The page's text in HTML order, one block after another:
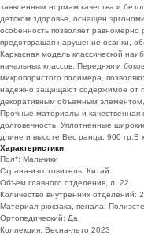
заявленным нормам качества и
детском здоровье, оснащен
особенность позволяет равномерно
предотвращая нарушение осанки,
Каркасная модель классической
начальных классов. Передняя и
микропористого полимера,
надежно защищают содержимое от
декоративным объемным
Прочные материалы и качественная
долговечность. Уплотненные
длине и высоте.Вес ранца: 900 гр.В
Характеристики
Пол*: Мальчики
Страна-изготовитель: Китай
Объем главного отделения, л: 22
Количество внутренних отделений: 2
Материал рюкзака, пенала:
Ортопедический: Да
Коллекция: Весна-лето 2023